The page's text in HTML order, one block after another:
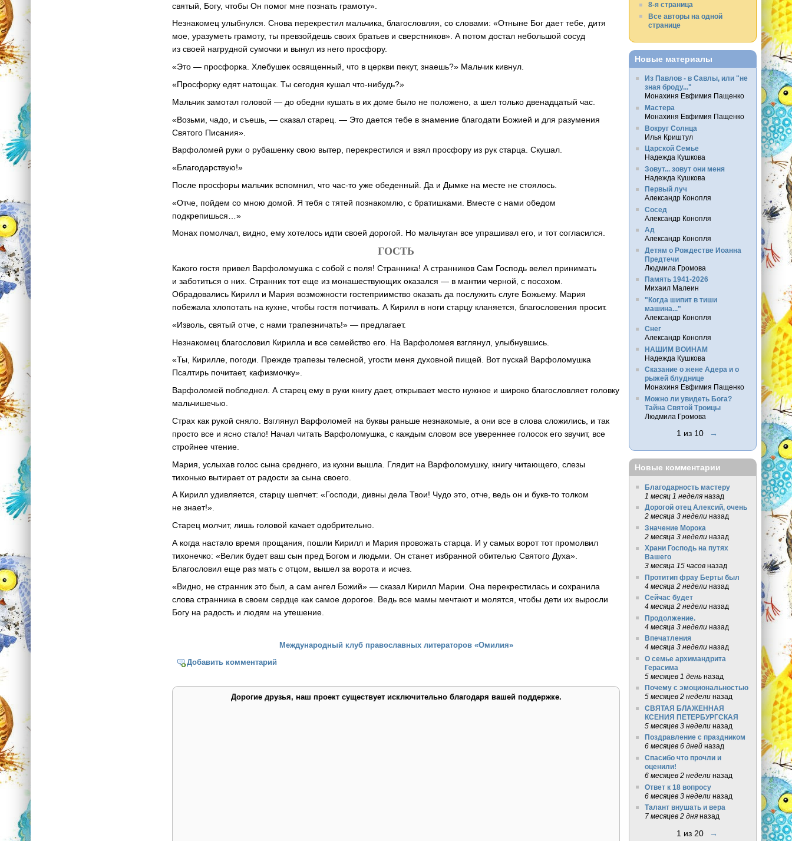
святый, Богу, чтобы Он помог мне познать грамоту».
Незнакомец улыбнулся. Снова перекрестил мальчика, благословляя, со словами: «Отныне Бог дает тебе, дитя
мое, уразуметь грамоту, ты превзойдешь своих братьев и сверстников». А потом достал небольшой сосуд
из своей нагрудной сумочки и вынул из него просфору.
«Это — просфорка. Хлебушек освященный, что в церкви пекут, знаешь?» Мальчик кивнул.
«Просфорку едят натощак. Ты сегодня кушал что-нибудь?»
Мальчик замотал головой — до обедни кушать в их доме было не положено, а шел только двенадцатый час.
«Возьми, чадо, и съешь, — сказал старец. — Это дается тебе в знамение благодати Божией и для разумения
Святого Писания».
Варфоломей руки о рубашенку свою вытер, перекрестился и взял просфору из рук старца. Скушал.
«Благодарствую!»
После просфоры мальчик вспомнил, что час-то уже обеденный. Да и Дымке на месте не стоялось.
«Отче, пойдем со мною домой. Я тебя с тятей познакомлю, с братишками. Вместе с нами обедом
подкрепишься…»
Монах помолчал, видно, ему хотелось идти своей дорогой. Но мальчуган все упрашивал его, и тот согласился.
ГОСТЬ
Какого гостя привел Варфоломушка с собой с поля! Странника! А странников Сам Господь велел принимать
и заботиться о них. Странник тот еще из монашествующих оказался — в мантии черной, с посохом.
Обрадовались Кирилл и Мария возможности гостеприимство оказать да послужить слуге Божьему. Мария
побежала хлопотать на кухне, чтобы гостя потчивать. А Кирилл в ноги старцу кланяется, благословения просит.
«Изволь, святый отче, с нами трапезничать!» — предлагает.
Незнакомец благословил Кирилла и все семейство его. На Варфоломея взглянул, улыбнувшись.
«Ты, Кирилле, погоди. Прежде трапезы телесной, угости меня духовной пищей. Вот пускай Варфоломушка
Псалтирь почитает, кафизмочку».
Варфоломей побледнел. А старец ему в руки книгу дает, открывает место нужное и широко благословляет головку
мальчишечью.
Страх как рукой сняло. Взглянул Варфоломей на буквы раньше незнакомые, а они все в слова сложились, и так
просто все и ясно стало! Начал читать Варфоломушка, с каждым словом все увереннее голосок его звучит, все
стройнее чтение.
Мария, услыхав голос сына среднего, из кухни вышла. Глядит на Варфоломушку, книгу читающего, слезы
тихонько вытирает от радости за сына своего.
А Кирилл удивляется, старцу шепчет: «Господи, дивны дела Твои! Чудо это, отче, ведь он и букв-то толком
не знает!».
Старец молчит, лишь головой качает одобрительно.
А когда настало время прощания, пошли Кирилл и Мария провожать старца. И у самых ворот тот промолвил
тихонечко: «Велик будет ваш сын пред Богом и людьми. Он станет избранной обителью Святого Духа».
Благословил еще раз мать с отцом, вышел за ворота и исчез.
«Видно, не странник это был, а сам ангел Божий» — сказал Кирилл Марии. Она перекрестилась и сохранила
слова странника в своем сердце как самое дорогое. Ведь все мамы мечтают и молятся, чтобы дети их выросли
Богу на радость и людям на утешение.
Международный клуб православных литераторов «Омилия»
Добавить комментарий
Дорогие друзья, наш проект существует исключительно благодаря вашей поддержке.
8-я страница
Все авторы на одной
странице
Новые материалы
Из Павлов - в Савлы, или "не
зная броду..."
Монахиня Евфимия Пащенко
Мастера
Монахиня Евфимия Пащенко
Вокруг Солнца
Илья Криштул
Царской Семье
Надежда Кушкова
Зовут... зовут они меня
Надежда Кушкова
Первый луч
Александр Конопля
Сосед
Александр Конопля
Ад
Александр Конопля
Детям о Рождестве Иоанна
Предтечи
Людмила Громова
Память 1941-2026
Михаил Малеин
"Когда шипит в тиши
машина..."
Александр Конопля
Снег
Александр Конопля
НАШИМ ВОИНАМ
Надежда Кушкова
Сказание о жене Адера и о
рыжей блуднице
Монахиня Евфимия Пащенко
Можно ли увидеть Бога?
Тайна Святой Троицы
Людмила Громова
1 из 10 →
Новые комментарии
Благодарность мастеру
1 месяц 1 неделяназад
Дорогой отец Алексий, очень
2 месяца 3 неделиназад
Значение Морока
2 месяца 3 неделиназад
Храни Господь на путях
Вашего
3 месяца 15 часовназад
Протитип фрау Берты был
4 месяца 2 неделиназад
Сейчас будет
4 месяца 2 неделиназад
Продолжение.
4 месяца 3 неделиназад
Впечатления
4 месяца 3 неделиназад
О семье архимандрита
Герасима
5 месяцев 1 деньназад
Почему с эмоциональностью
5 месяцев 2 неделиназад
СВЯТАЯ БЛАЖЕННАЯ
КСЕНИЯ ПЕТЕРБУРГСКАЯ
5 месяцев 3 неделиназад
Поздравление с праздником
6 месяцев 6 днейназад
Спасибо что прочли и
оценили!
6 месяцев 2 неделиназад
Ответ к 18 вопросу
6 месяцев 3 неделиназад
Талант внушать и вера
7 месяцев 2 дняназад
1 из 20 →